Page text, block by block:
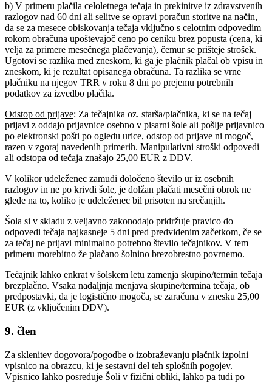
b) V primeru plačila celoletnega tečaja in prekinitve iz zdravstvenih
razlogov nad 60 dni ali selitve se opravi poračun storitve na način,
da se za mesece obiskovanja tečaja vključno s celotnim odpovedim
rokom obračuna upoštevajoč ceno po ceniku brez popusta (cena, ki
velja za primere mesečnega plačevanja), čemur se prišteje strošek.
Ugotovi se razlika med zneskom, ki ga je plačnik plačal ob vpisu in
zneskom, ki je rezultat opisanega obračuna. Ta razlika se vrne
plačniku na njegov TRR v roku 8 dni po prejemu potrebnih
podatkov za izvedbo plačila.
Odstop od prijave: Za tečajnika oz. starša/plačnika, ki se na tečaj
prijavi z oddajo prijavnice osebno v pisarni šole ali pošlje prijavnico
po elektronski pošti po ogledu urice, odstop od prijave ni mogoč,
razen v zgoraj navedenih primerih. Manipulativni stroški odpovedi
ali odstopa od tečaja znašajo 25,00 EUR z DDV.
V kolikor udeleženec zamudi določeno število ur iz osebnih
razlogov in ne po krivdi šole, je dolžan plačati mesečni obrok ne
glede na to, koliko je udeleženec bil prisoten na srečanjih.
Šola si v skladu z veljavno zakonodajo pridržuje pravico do
odpovedi tečaja najkasneje 5 dni pred predvidenim začetkom, če se
za tečaj ne prijavi minimalno potrebno število tečajnikov. V tem
primeru morebitno že plačano šolnino brezobrestno povrnemo.
Tečajnik lahko enkrat v šolskem letu zamenja skupino/termin tečaja
brezplačno. Vsaka nadaljnja menjava skupine/termina tečaja, ob
predpostavki, da je logistično mogoča, se zaračuna v znesku 25,00
EUR (z vključenim DDV).
9. člen
Za sklenitev dogovora/pogodbe o izobraževanju plačnik izpolni
vpisnico na obrazcu, ki je sestavni del teh splošnih pogojev.
Vpisnico lahko posreduje Šoli v fizični obliki, lahko pa tudi po